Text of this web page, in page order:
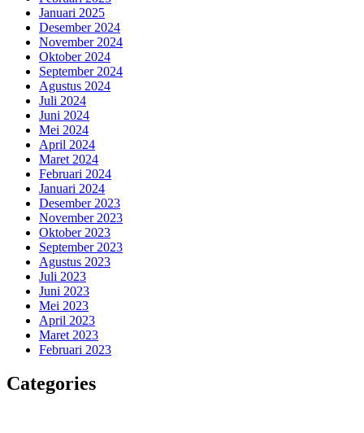
Januari 2025
Desember 2024
November 2024
Oktober 2024
September 2024
Agustus 2024
Juli 2024
Juni 2024
Mei 2024
April 2024
Maret 2024
Februari 2024
Januari 2024
Desember 2023
November 2023
Oktober 2023
September 2023
Agustus 2023
Juli 2023
Juni 2023
Mei 2023
April 2023
Maret 2023
Februari 2023
Categories